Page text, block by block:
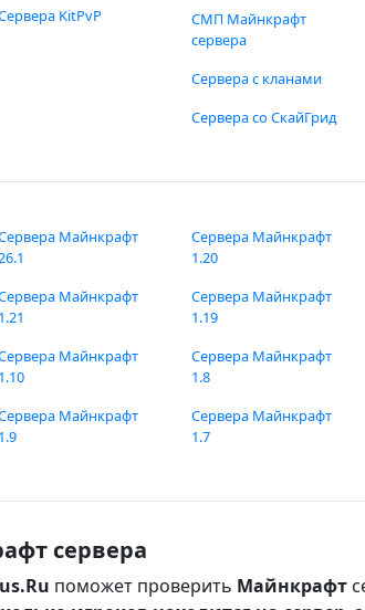
KitPvP
СМП Майнкрафт
сервера
Сервера с кланами
Сервера со СкайГрид
Майнкрафт
Майнкрафт
1.21
Сервера Майнкрафт
1.20
Сервера Майнкрафт
1.19
Майнкрафт
1.10
Майнкрафт
1.9
Сервера Майнкрафт
1.8
Сервера Майнкрафт
1.7
сервера
поможет проверить Майнкрафт